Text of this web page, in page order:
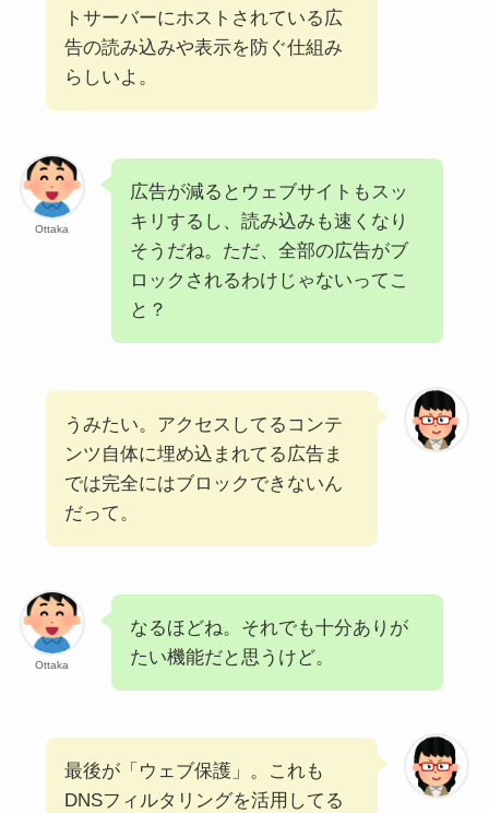
トサーバーにホストされている広
告の読み込みや表示を防ぐ仕組み
らしいよ。
Ottaka
広告が減るとウェブサイトもスッ
キリするし、読み込みも速くなり
そうだね。ただ、全部の広告がブ
ロックされるわけじゃないってこ
と？
うみたい。アクセスしてるコンテ
ンツ自体に埋め込まれてる広告ま
では完全にはブロックできないん
だって。
Ottaka
なるほどね。それでも十分ありが
たい機能だと思うけど。
最後が「ウェブ保護」。これも
DNSフィルタリングを活用してる